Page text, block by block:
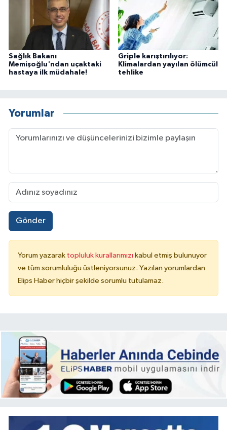
Sağlık Bakanı
Memişoğlu'ndan uçaktaki
hastaya ilk müdahale!
Griple karıştırılıyor:
Klimalardan yayılan ölümcül
tehlike
Yorumlar
Gönder
Yorum yazarak topluluk kurallarımızı kabul etmiş bulunuyor
ve tüm sorumluluğu üstleniyorsunuz. Yazılan yorumlardan
Elips Haber hiçbir şekilde sorumlu tutulamaz.